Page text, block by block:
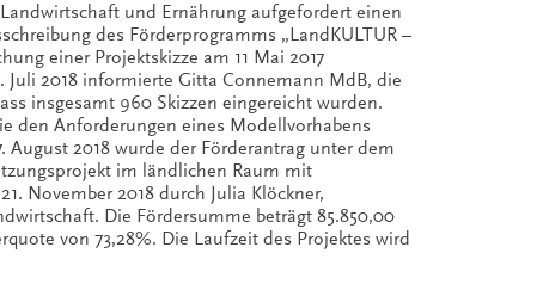
und Ernährung aufgefordert einen
des Förderprogramms „LandKULTUR –
einer Projektskizze am 11 Mai 2017
Juli 2018 informierte Gitta Connemann MdB, die
insgesamt 960 Skizzen eingereicht wurden.
den Anforderungen eines Modellvorhabens
2018 wurde der Förderantrag unter dem
im ländlichen Raum mit
November 2018 durch Julia Klöckner,
Die Fördersumme beträgt 85.850,00
von 73,28%. Die Laufzeit des Projektes wird